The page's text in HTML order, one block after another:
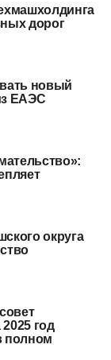
дорог
новый
ЕАЭС
округа
год
полном